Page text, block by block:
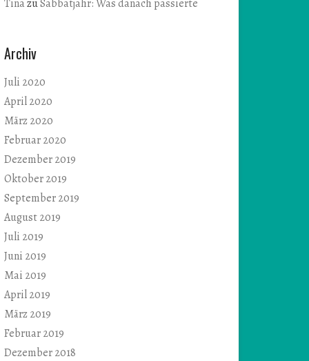
TinazuSabbatjahr: Was danach passierte
Archiv
Juli 2020
April 2020
März 2020
Februar 2020
Dezember 2019
Oktober 2019
September 2019
August 2019
Juli 2019
Juni 2019
Mai 2019
April 2019
März 2019
Februar 2019
Dezember 2018